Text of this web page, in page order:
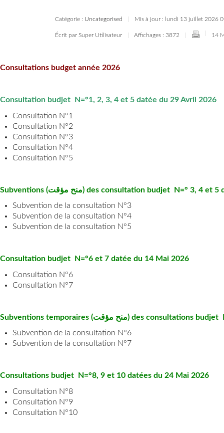
Catégorie : Uncategorised Mis à jour : lundi 13 juillet 2026
Écrit par Super Utilisateur Affichages : 3872 14
Consultations budget année 2026
Consultation budjet N=°1, 2, 3, 4 et 5 datée du 29 Avril 2026
Consultation N°1
Consultation N°2
Consultation N°3
Consultation N°4
Consultation N°5
Subventions (منح مؤقت) des consultation budjet N=° 3, 4 et 5
Subvention de la consultation N°3
Subvention de la consultation N°4
Subvention de la consultation N°5
Consultation budjet N=°6 et 7 datée du 14 Mai 2026
Consultation N°6
Consultation N°7
Subventions temporaires (منح مؤقت) des consultations budjet
Subvention de la consultation N°6
Subvention de la consultation N°7
Consultations budjet N=°8, 9 et 10 datées du 24 Mai 2026
Consultation N°8
Consultation N°9
Consultation N°10